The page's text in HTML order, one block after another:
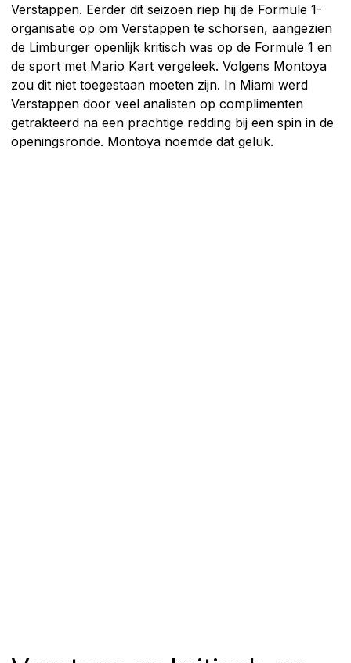
Verstappen. Eerder dit seizoen riep hij de Formule 1-
organisatie op om Verstappen te schorsen, aangezien
de Limburger openlijk kritisch was op de Formule 1 en
de sport met Mario Kart vergeleek. Volgens Montoya
zou dit niet toegestaan moeten zijn. In Miami werd
Verstappen door veel analisten op complimenten
getrakteerd na een prachtige redding bij een spin in de
openingsronde. Montoya noemde dat geluk.